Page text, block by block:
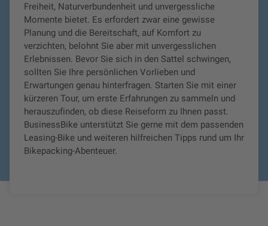
Freiheit, Naturverbundenheit und unvergessliche
Momente bietet. Es erfordert zwar eine gewisse
Planung und die Bereitschaft, auf Komfort zu
verzichten, belohnt Sie aber mit unvergesslichen
Erlebnissen. Bevor Sie sich in den Sattel schwingen,
sollten Sie Ihre persönlichen Vorlieben und
Erwartungen genau hinterfragen. Starten Sie mit einer
kürzeren Tour, um erste Erfahrungen zu sammeln und
herauszufinden, ob diese Reiseform zu Ihnen passt.
BusinessBike unterstützt Sie gerne mit dem passenden
Leasing-Bike und weiteren hilfreichen Tipps rund um Ihr
Bikepacking-Abenteuer.